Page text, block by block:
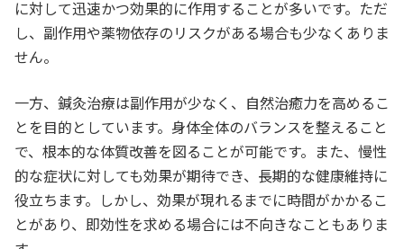
に対して迅速かつ効果的に作用することが多いです。ただ
し、副作用や薬物依存のリスクがある場合も少なくありま
せん。
一方、鍼灸治療は副作用が少なく、自然治癒力を高めるこ
とを目的としています。身体全体のバランスを整えること
で、根本的な体質改善を図ることが可能です。また、慢性
的な症状に対しても効果が期待でき、長期的な健康維持に
役立ちます。しかし、効果が現れるまでに時間がかかるこ
とがあり、即効性を求める場合には不向きなこともありま